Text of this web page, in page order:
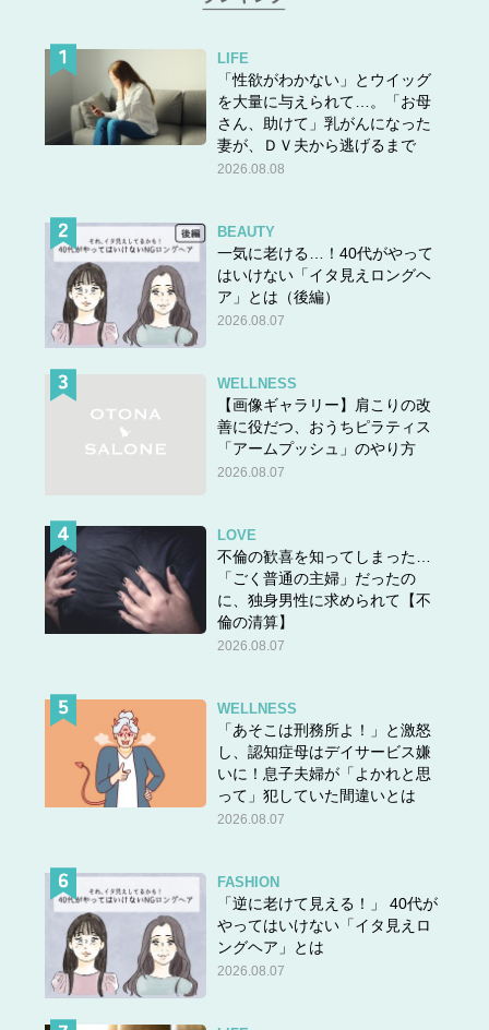
LIFE
「性欲がわかない」とウイッグ
を大量に与えられて…。「お母
さん、助けて」乳がんになった
妻が、ＤＶ夫から逃げるまで
2026.08.08
BEAUTY
一気に老ける…！40代がやって
はいけない「イタ見えロングヘ
ア」とは（後編）
2026.08.07
WELLNESS
【画像ギャラリー】肩こりの改
善に役だつ、おうちピラティス
「アームプッシュ」のやり方
2026.08.07
LOVE
不倫の歓喜を知ってしまった…
「ごく普通の主婦」だったの
に、独身男性に求められて【不
倫の清算】
2026.08.07
WELLNESS
「あそこは刑務所よ！」と激怒
し、認知症母はデイサービス嫌
いに！息子夫婦が「よかれと思
って」犯していた間違いとは
2026.08.07
FASHION
「逆に老けて見える！」 40代が
やってはいけない「イタ見えロ
ングヘア」とは
2026.08.07